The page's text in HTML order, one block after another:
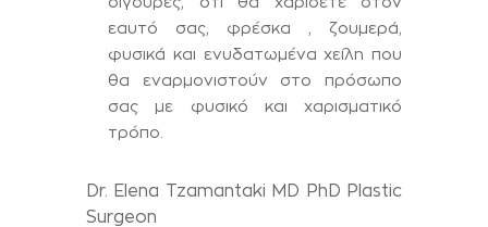
εαυτό σας, φρέσκα , ζουμερά,
φυσικά και ενυδατωμένα χείλη που
θα εναρμονιστούν στο πρόσωπο
σας με φυσικό και χαρισματικό
τρόπο.
Dr. Elena Tzamantaki MD PhD Plastic
Surgeon